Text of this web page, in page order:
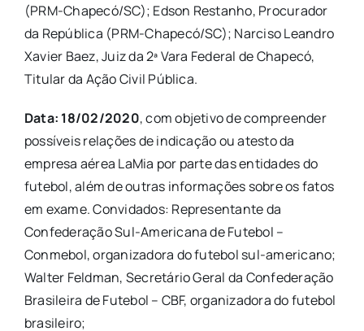
(PRM-Chapecó/SC); Edson Restanho, Procurador
da República (PRM-Chapecó/SC); Narciso Leandro
Xavier Baez, Juiz da 2ª Vara Federal de Chapecó,
Titular da Ação Civil Pública.
Data: 18/02/2020, com objetivo de compreender
possíveis relações de indicação ou atesto da
empresa aérea LaMia por parte das entidades do
futebol, além de outras informações sobre os fatos
em exame. Convidados: Representante da
Confederação Sul-Americana de Futebol –
Conmebol, organizadora do futebol sul-americano;
Walter Feldman, Secretário Geral da Confederação
Brasileira de Futebol – CBF, organizadora do futebol
brasileiro;